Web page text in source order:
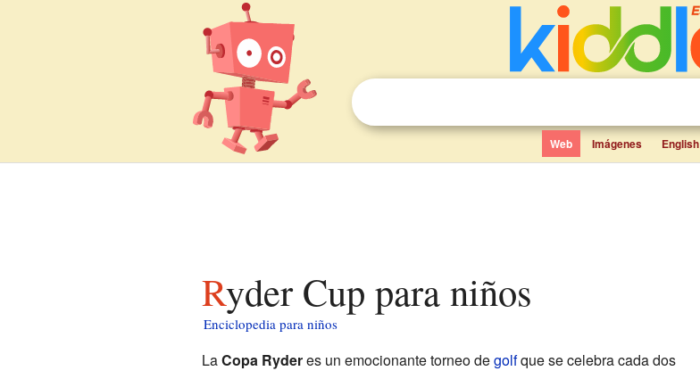
Web Imágenes English
Ryder Cup para niños
Enciclopedia para niños
LaCopa Ryderes un emocionante torneo degolfque se celebra cada dos